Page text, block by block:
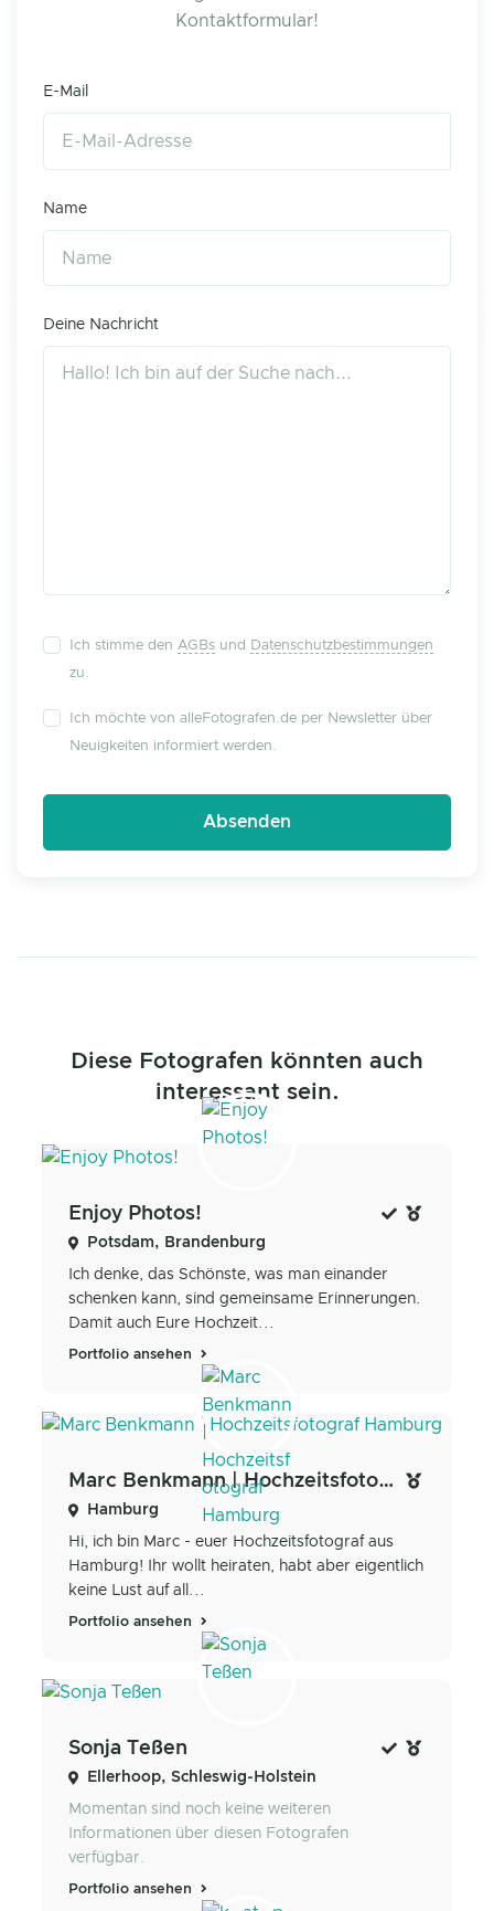
Kontaktformular!
E-Mail
Name
Deine Nachricht
Ich stimme den AGBs und
Datenschutzbestimmungen
zu.
Ich möchte von alleFotografen.de per Newsletter über
Neuigkeiten informiert werden.
Diese Fotografen könnten auch
interessant sein.
Enjoy Photos!
Potsdam, Brandenburg
Ich denke, das Schönste, was man einander
schenken kann, sind gemeinsame Erinnerungen.
Damit auch Eure Hochzeit...
Portfolio ansehen
Marc Benkmann | Hochzeitsfotograf Hamburg
Hamburg
Hi, ich bin Marc - euer Hochzeitsfotograf aus
Hamburg! Ihr wollt heiraten, habt aber eigentlich
keine Lust auf all...
Portfolio ansehen
Sonja Teßen
Ellerhoop, Schleswig-Holstein
Momentan sind noch keine weiteren
Informationen über diesen Fotografen
verfügbar.
Portfolio ansehen